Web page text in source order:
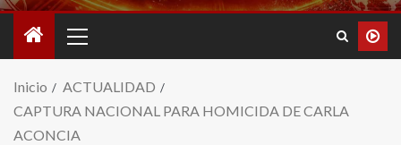
Inicio
ACTUALIDAD
CAPTURA NACIONAL PARA HOMICIDA DE CARLA
ACONCIA